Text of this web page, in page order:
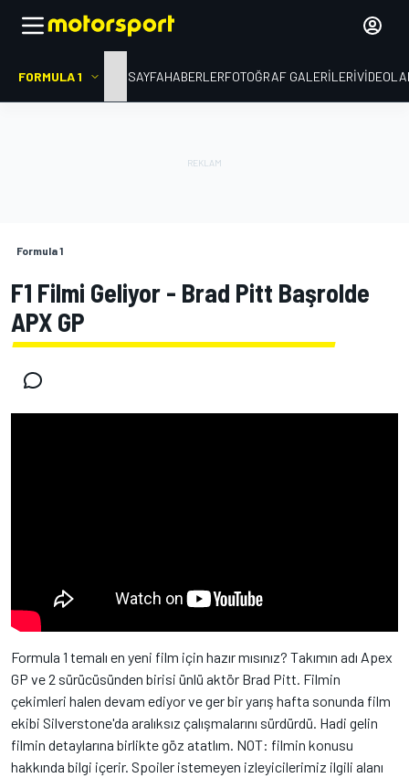
FORMULA 1 ANA SAYFAHABERLERFOTOĞRAF GALERILERI
Formula 1
F1 Filmi Geliyor - Brad Pitt Başrolde
APX GP
Formula 1 temalı en yeni film için hazır mısınız? Takımın adı Apex
GP ve 2 sürücüsünden birisi ünlü aktör Brad Pitt. Filmin
çekimleri halen devam ediyor ve ger bir yarış hafta sonunda film
ekibi Silverstone'da aralıksız çalışmalarını sürdürdü. Hadi gelin
filmin detaylarına birlikte göz atatlım. NOT: filmin konusu
hakkında bilgi içerir. Spoiler istemeyen izleyicilerimiz ilgili alanı